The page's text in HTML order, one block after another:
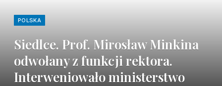
POLSKA
Siedlce. Prof. Mirosław Minkina
odwołany z funkcji rektora.
Interweniowało ministerstwo